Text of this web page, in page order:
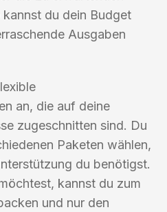
kannst du dein Budget
Ausgaben
an, die auf deine
zugeschnitten sind. Du
Paketen wählen,
du benötigst.
kannst du zum
und nur den